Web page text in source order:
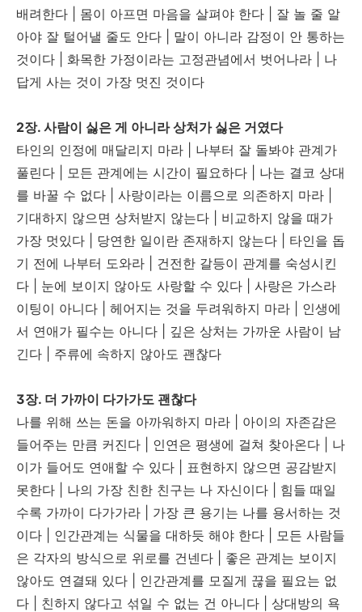
배려한다 | 몸이 아프면 마음을 살펴야 한다 | 잘 놀 줄 알
아야 잘 털어낼 줄도 안다 | 말이 아니라 감정이 안 통하는
것이다 | 화목한 가정이라는 고정관념에서 벗어나라 | 나
답게 사는 것이 가장 멋진 것이다
2장. 사람이 싫은 게 아니라 상처가 싫은 거였다
타인의 인정에 매달리지 마라 | 나부터 잘 돌봐야 관계가
풀린다 | 모든 관계에는 시간이 필요하다 | 나는 결코 상대
를 바꿀 수 없다 | 사랑이라는 이름으로 의존하지 마라 |
기대하지 않으면 상처받지 않는다 | 비교하지 않을 때가
가장 멋있다 | 당연한 일이란 존재하지 않는다 | 타인을 돕
기 전에 나부터 도와라 | 건전한 갈등이 관계를 숙성시킨
다 | 눈에 보이지 않아도 사랑할 수 있다 | 사랑은 가스라
이팅이 아니다 | 헤어지는 것을 두려워하지 마라 | 인생에
서 연애가 필수는 아니다 | 깊은 상처는 가까운 사람이 남
긴다 | 주류에 속하지 않아도 괜찮다
3장. 더 가까이 다가가도 괜찮다
나를 위해 쓰는 돈을 아까워하지 마라 | 아이의 자존감은
들어주는 만큼 커진다 | 인연은 평생에 걸쳐 찾아온다 | 나
이가 들어도 연애할 수 있다 | 표현하지 않으면 공감받지
못한다 | 나의 가장 친한 친구는 나 자신이다 | 힘들 때일
수록 가까이 다가가라 | 가장 큰 용기는 나를 용서하는 것
이다 | 인간관계는 식물을 대하듯 해야 한다 | 모든 사람들
은 각자의 방식으로 위로를 건넨다 | 좋은 관계는 보이지
않아도 연결돼 있다 | 인간관계를 모질게 끊을 필요는 없
다 | 친하지 않다고 섞일 수 없는 건 아니다 | 상대방의 욕